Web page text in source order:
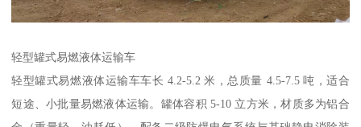
轻型罐式易燃液体运输车​
轻型罐式易燃液体运输车车长 4.2-5.2 米，总质量 4.5-7.5 吨，适合
短途、小批量易燃液体运输。罐体容积 5-10 立方米，材质多为铝合